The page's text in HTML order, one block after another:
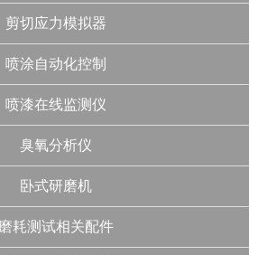
剪切应力模拟器
喷涂自动化控制
喷漆在线监测仪
臭氧分析仪
卧式研磨机
磨耗测试相关配件